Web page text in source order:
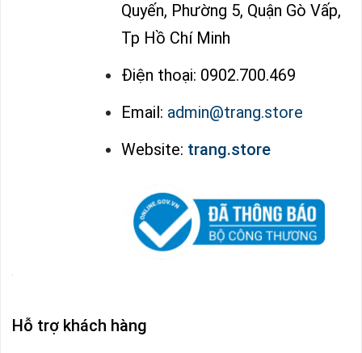
Quyến, Phường 5, Quận Gò Vấp,
Tp Hồ Chí Minh
Điện thoại: 0902.700.469
Email: admin@trang.store
Website: trang.store
Hỗ trợ khách hàng